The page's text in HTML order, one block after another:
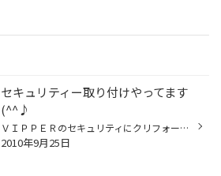
セキュリティー取り付けやってます
(^^♪
ＶＩＰＰＥＲのセキュリティにクリフォードのスキャナーを取り付けました。 セキュリティーＯＮ、ＯＦＦでイカリング、テールライセンス ブレーキランプ点灯できるように取り付けしました。 実演することもできるので、興味のある方は気軽に声を掛けて下さい。 ちなみに、専門の方が取り付けています。
2010年9月25日